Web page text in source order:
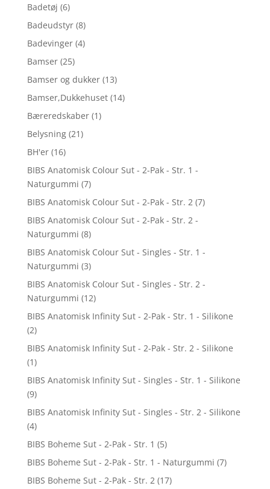
Badetøj (6)
Badeudstyr (8)
Badevinger (4)
Bamser (25)
Bamser og dukker (13)
Bamser,Dukkehuset (14)
Bæreredskaber (1)
Belysning (21)
BH'er (16)
BIBS Anatomisk Colour Sut - 2-Pak - Str. 1 -
Naturgummi (7)
BIBS Anatomisk Colour Sut - 2-Pak - Str. 2 (7)
BIBS Anatomisk Colour Sut - 2-Pak - Str. 2 -
Naturgummi (8)
BIBS Anatomisk Colour Sut - Singles - Str. 1 -
Naturgummi (3)
BIBS Anatomisk Colour Sut - Singles - Str. 2 -
Naturgummi (12)
BIBS Anatomisk Infinity Sut - 2-Pak - Str. 1 - Silikone
(2)
BIBS Anatomisk Infinity Sut - 2-Pak - Str. 2 - Silikone
(1)
BIBS Anatomisk Infinity Sut - Singles - Str. 1 - Silikone
(9)
BIBS Anatomisk Infinity Sut - Singles - Str. 2 - Silikone
(4)
BIBS Boheme Sut - 2-Pak - Str. 1 (5)
BIBS Boheme Sut - 2-Pak - Str. 1 - Naturgummi (7)
BIBS Boheme Sut - 2-Pak - Str. 2 (17)